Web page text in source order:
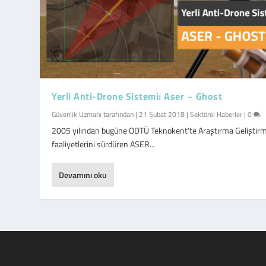
Yerli Anti-Drone Sistemi: Aser – Ghost
Güvenlik Uzmanı tarafından | 21 Şubat 2018 |Sektörel Haberler |0
2005 yılından bugüne ODTÜ Teknokent’te Araştırma
faaliyetlerini sürdüren ASER...
Devamını oku